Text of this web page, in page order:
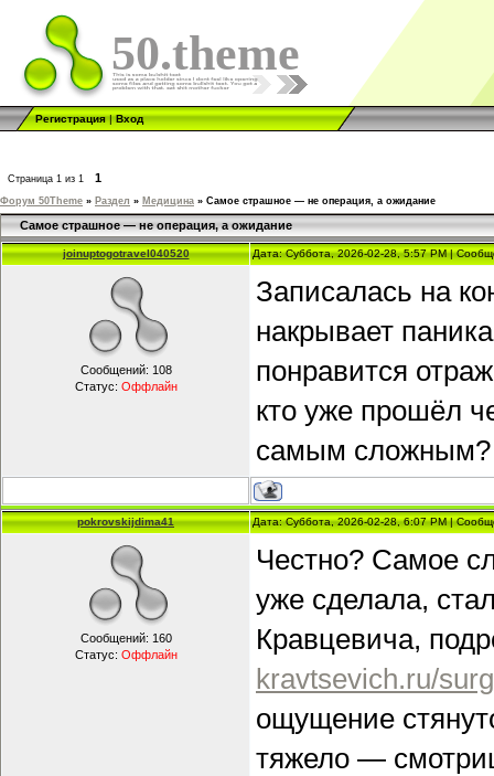
50.theme
Регистрация|Вход
Страница 1 из 1 1
Форум 50Theme » Раздел » Медицина » Самое страшное — не операция, а ожидание
Самое страшное — не операция, а ожидание
joinuptogotravel040520 Дата: Суббота, 2026-02-28, 5:57 PM |
Сообщений: 108
Статус: Оффлайн
Записалась на
накрывает
понравится
кто уже прошёл
самым сложным?
pokrovskijdima41 Дата: Суббота, 2026-02-28, 6:07 PM |
Сообщений: 160
Статус: Оффлайн
Честно? Самое
уже сделала,
Кравцевича,
kravtsevich.ru/
ощущение
тяжело —